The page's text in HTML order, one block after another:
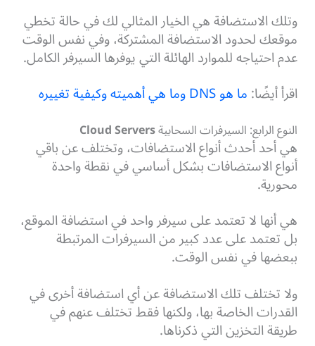
وتلك الاستضافة هي الخيار المثالي لك في حالة تخطي
موقعك لحدود الاستضافة المشتركة، وفي نفس الوقت
عدم احتياجه للموارد الهائلة التي يوفرها السيرفر الكامل.
اقرأ أيضًا:ما هو DNS وما هي أهميته وكيفية تغييره
النوع الرابع: السيرفرات السحابيةCloud Servers
هي أحد أحدث أنواع الاستضافات، وتختلف عن باقي
أنواع الاستضافات بشكل أساسي في نقطة واحدة
محورية.
هي أنها لا تعتمد على سيرفر واحد في استضافة الموقع،
بل تعتمد على عدد كبير من السيرفرات المرتبطة
ببعضها في نفس الوقت.
ولا تختلف تلك الاستضافة عن أي استضافة أخرى في
القدرات الخاصة بها، ولكنها فقط تختلف عنهم في
طريقة التخزين التي ذكرناها.